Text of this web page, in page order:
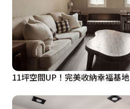
11坪空間UP！完美收納幸福基地